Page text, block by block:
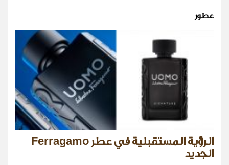
عطور
الرؤية المستقبلية في عطر Ferragamo
الجديد